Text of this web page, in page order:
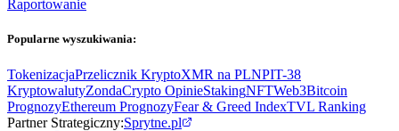
Raportowanie
Popularne wyszukiwania:
TokenizacjaPrzelicznik KryptoXMR na PLNPIT-38
KryptowalutyZondaCrypto OpinieStakingNFTWeb3Bitcoin
PrognozyEthereum PrognozyFear & Greed IndexTVL Ranking
Partner Strategiczny:Sprytne.pl